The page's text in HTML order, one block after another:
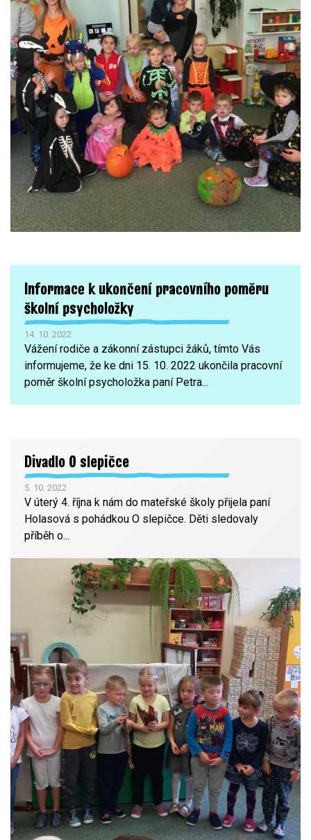
Informace k ukončení pracovního poměru
školní psycholožky
14. 10. 2022
Vážení rodiče a zákonní zástupci žáků, tímto Vás
informujeme, že ke dni 15. 10. 2022 ukončila pracovní
poměr školní psycholožka paní Petra...
Divadlo O slepičce
5. 10. 2022
V úterý 4. října k nám do mateřské školy přijela paní
Holasová s pohádkou O slepičce. Děti sledovaly
příběh o...